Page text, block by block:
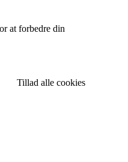
at forbedre din
Tillad alle cookies